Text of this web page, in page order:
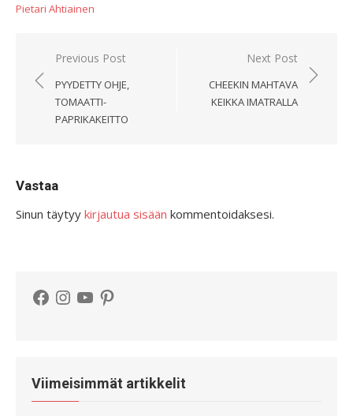
Pietari Ahtiainen
Artikkelien
selaus
Previous Post
PYYDETTY OHJE,
TOMAATTI-
PAPRIKAKEITTO
Next Post
CHEEKIN MAHTAVA
KEIKKA IMATRALLA
Vastaa
Sinun täytyy kirjautua sisään kommentoidaksesi.
Facebook
Instagram
YouTubePinterest
Viimeisimmät artikkelit